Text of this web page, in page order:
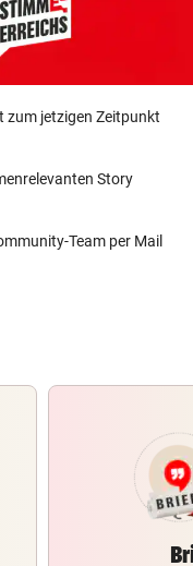
zum jetzigen Zeitpunkt
Story
Team per Mail